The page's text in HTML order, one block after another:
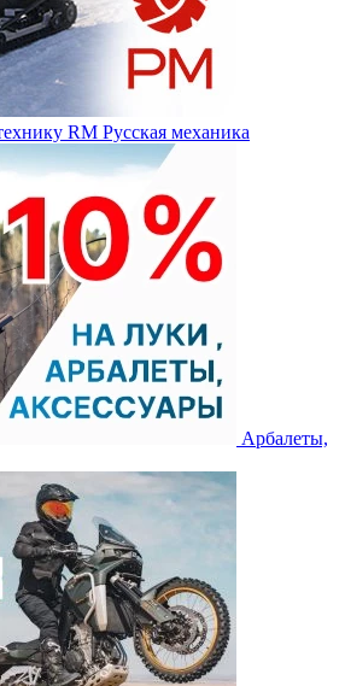
RM Русская механика
Арбалеты,